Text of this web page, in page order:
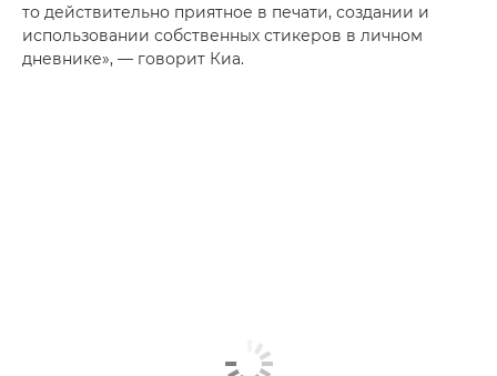
то действительно приятное в печати, создании и
использовании собственных стикеров в личном
дневнике», — говорит Киа.